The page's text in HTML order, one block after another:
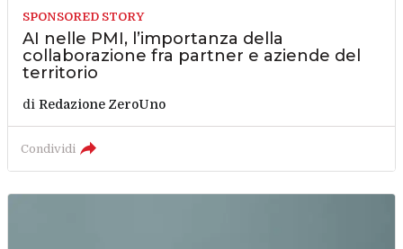
SPONSORED STORY
AI nelle PMI, l’importanza della
collaborazione fra partner e aziende del
territorio
di Redazione ZeroUno
Condividi